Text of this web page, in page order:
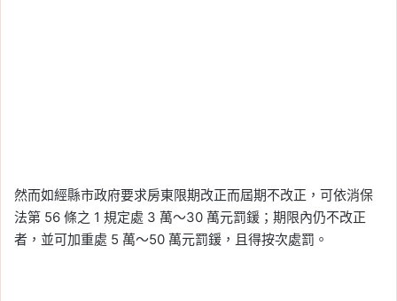
然而如經縣市政府要求房東限期改正而屆期不改正，可依消保
法第 56 條之 1 規定處 3 萬～30 萬元罰鍰；期限內仍不改正
者，並可加重處 5 萬～50 萬元罰鍰，且得按次處罰。